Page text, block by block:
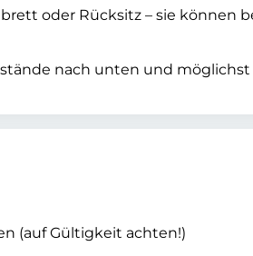
oder Rücksitz – sie können
nach unten und
(auf Gültigkeit achten!)